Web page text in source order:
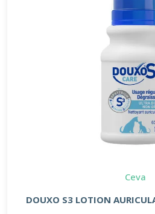
Ceva
DOUXO S3 LOTION